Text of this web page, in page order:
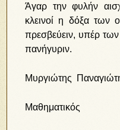
Άγαρ την φυλήν
κλεινοί η δόξα των
πρεσβεύειν, υπέρ
πανήγυριν.
Μυργιώτης
Μαθηματικός